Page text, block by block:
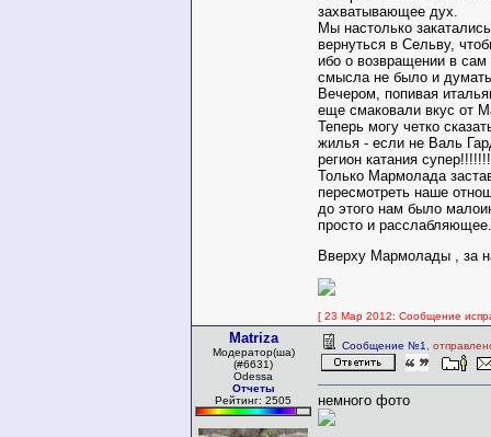
захватывающее дух.
Мы настолько
вернуться в Сельву,
ибо о возвращении в
смысла не было и
Вечером, попивая
еще смаковали вкус от
Теперь могу четко
жилья - если не Валь
регион катания супер!!!!!!!
Только Мармолада
пересмотреть наше
до этого нам было
просто и расслабляющее.
Вверху Мармолады , за
[ 23 Мар 2012: Сообщение
Matriza
Модератор(ша)
(#6631)
Odessa
Отчеты
Рейтинг: 2505
Сообщение №1 ,
немного фото